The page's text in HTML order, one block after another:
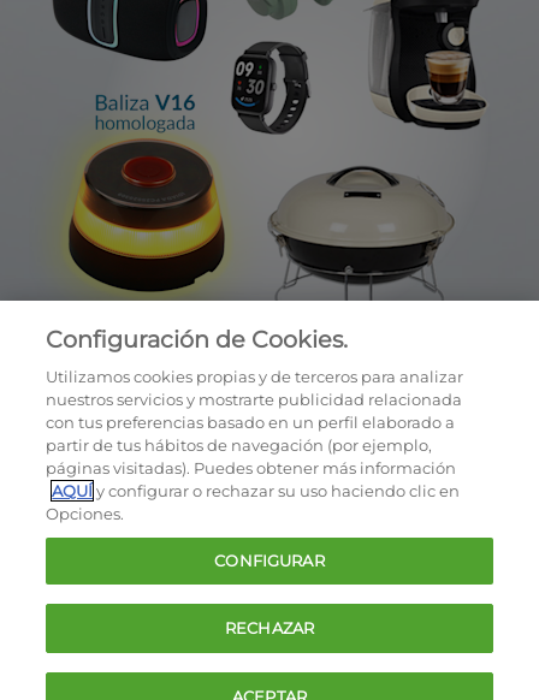
Cookies
Política de privacidad
Términos y condiciones de la oferta
Contacto
FAQ
Configuración de Cookies.
Utilizamos cookies propias y de terceros para analizar
nuestros servicios y mostrarte publicidad relacionada
con tus preferencias basado en un perfil elaborado a
partir de tus hábitos de navegación (por ejemplo,
páginas visitadas). Puedes obtener más información
AQUÍy configurar o rechazar su uso haciendo clic en
Opciones.
CONFIGURAR
RECHAZAR